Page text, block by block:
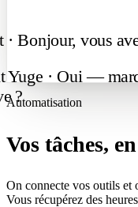
· Bonjour, vous
Yuge · Oui —
?
Automatisation
Vos tâches,
On connecte vos outils et
Vous récupérez des